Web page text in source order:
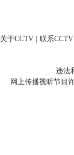
关于CCTV 联系CCTV
违法
网上传播视听节目